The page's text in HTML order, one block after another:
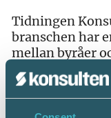
Tidningen
branschen har
mellan byråer
finns
framgår hur
Våra avtal är